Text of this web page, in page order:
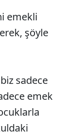
emekli
şöyle
sadece
emek